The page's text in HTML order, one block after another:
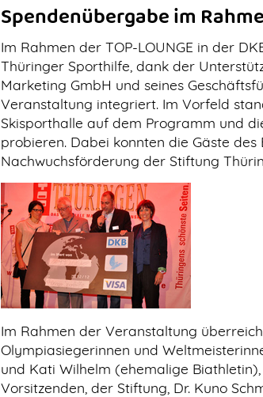
Spendenübergabe im
Im Rahmen der TOP-LOUNGE in der
Thüringer Sporthilfe, dank der
Marketing GmbH und seines
Veranstaltung integriert. Im Vorfeld
Skisporthalle auf dem Programm und
probieren. Dabei konnten die Gäste
Nachwuchsförderung der Stiftung
Im Rahmen der Veranstaltung
Olympiasiegerinnen und
und Kati Wilhelm (ehemalige
Vorsitzenden, der Stiftung, Dr. Kuno